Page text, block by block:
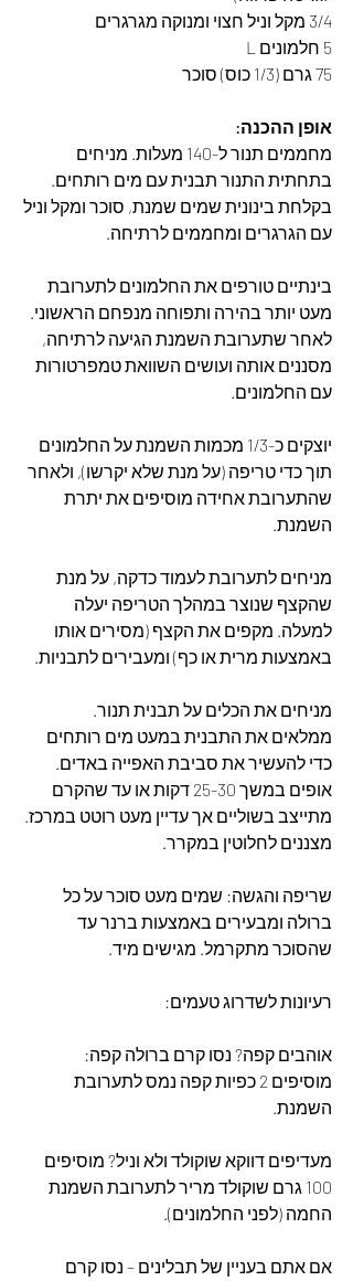
3/4 מקל וניל חצוי ומנוקה מגרגרים
5 חלמונים L
75 גרם (1/3 כוס) סוכר
אופן ההכנה:
מחממים תנור ל-140 מעלות. מניחים
בתחתית התנור תבנית עם מים רותחים.
בקלחת בינונית שמים שמנת, סוכר ומקל וניל
עם הגרגרים ומחממים לרתיחה.
בינתיים טורפים את החלמונים לתערובת
מעט יותר בהירה ותפוחה מנפחם הראשוני.
לאחר שתערובת השמנת הגיעה לרתיחה,
מסננים אותה ועושים השוואת טמפרטורות
עם החלמונים.
יוצקים כ-1/3 מכמות השמנת על החלמונים
תוך כדי טריפה (על מנת שלא יקרשו), ולאחר
שהתערובת אחידה מוסיפים את יתרת
השמנת.
מניחים לתערובת לעמוד כדקה, על מנת
שהקצף שנוצר במהלך הטריפה יעלה
למעלה. מקפים את הקצף (מסירים אותו
באמצעות מרית או כף) ומעבירים לתבניות.
מניחים את הכלים על תבנית תנור.
ממלאים את התבנית במעט מים רותחים
כדי להעשיר את סביבת האפייה באדים.
אופים במשך 25-30 דקות או עד שהקרם
מתייצב בשוליים אך עדיין מעט רוטט במרכז.
מצננים לחלוטין במקרר.
שריפה והגשה: שמים מעט סוכר על כל
ברולה ומבעירים באמצעות ברנר עד
שהסוכר מתקרמל. מגישים מיד.
רעיונות לשדרוג טעמים:
אוהבים קפה? נסו קרם ברולה קפה:
מוסיפים 2 כפיות קפה נמס לתערובת
השמנת.
מעדיפים דווקא שוקולד ולא וניל? מוסיפים
100 גרם שוקולד מריר לתערובת השמנת
החמה (לפני החלמונים).
אם אתם בעניין של תבלינים – נסו קרם